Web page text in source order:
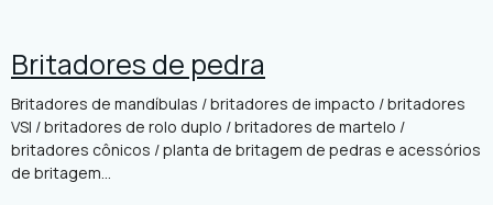
Britadores de pedra
Britadores de mandíbulas / britadores de impacto / britadores
VSI / britadores de rolo duplo / britadores de martelo /
britadores cônicos / planta de britagem de pedras e acessórios
de britagem...